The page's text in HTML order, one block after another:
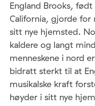
England Brooks,
California, gjorde for
sitt nye hjemsted.
kaldere og langt
menneskene i nord
bidratt sterkt til at
musikalske kraft
høyder i sitt nye